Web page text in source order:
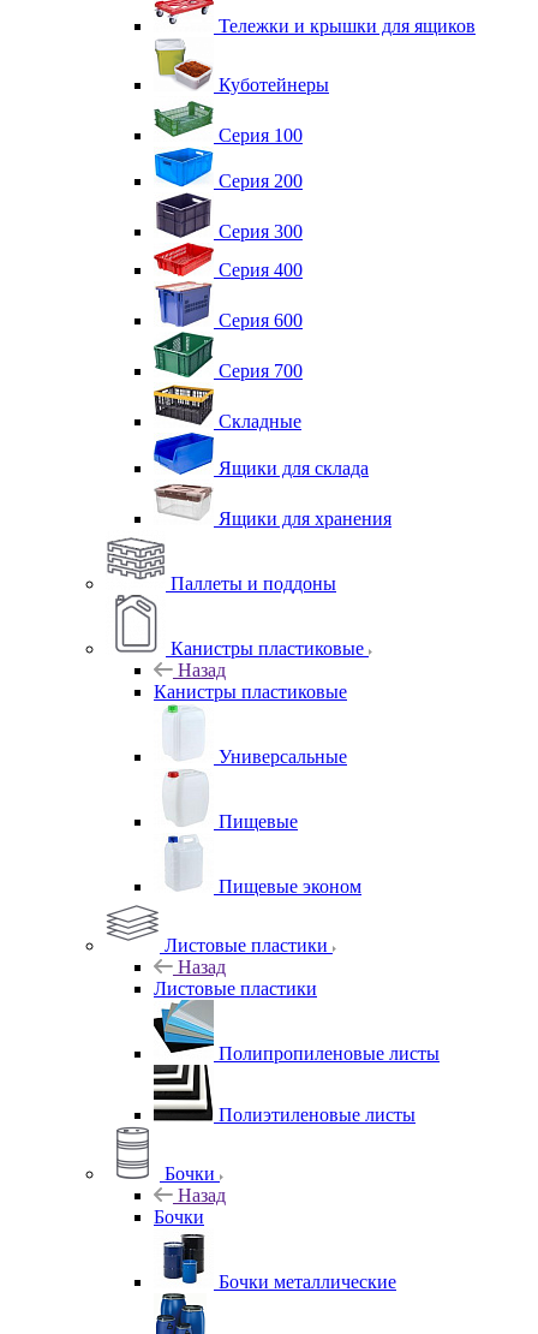
Тележки и крышки для ящиков
Куботейнеры
Серия 100
Серия 200
Серия 300
Серия 400
Серия 600
Серия 700
Складные
Ящики для склада
Ящики для хранения
Паллеты и поддоны
Канистры пластиковые
Назад
Канистры пластиковые
Универсальные
Пищевые
Пищевые эконом
Листовые пластики
Назад
Листовые пластики
Полипропиленовые листы
Полиэтиленовые листы
Бочки
Назад
Бочки
Бочки металлические